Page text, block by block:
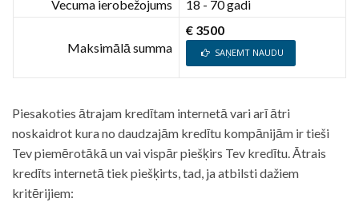
Vecuma ierobežojums
18 - 70 gadi
Maksimālā summa
€ 3500
SAŅEMT NAUDU
Piesakoties ātrajam kredītam internetā vari arī ātri
noskaidrot kura no daudzajām kredītu kompānijām ir tieši
Tev piemērotākā un vai vispār piešķirs Tev kredītu. Ātrais
kredīts internetā tiek piešķirts, tad, ja atbilsti dažiem
kritērijiem: